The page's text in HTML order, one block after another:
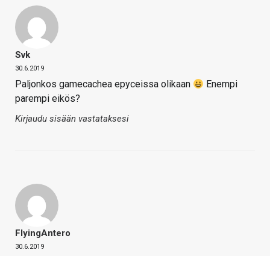
Svk
30.6.2019
Paljonkos gamecachea epyceissa olikaan
Enempi
parempi eikös?
Kirjaudu sisään vastataksesi
FlyingAntero
30.6.2019